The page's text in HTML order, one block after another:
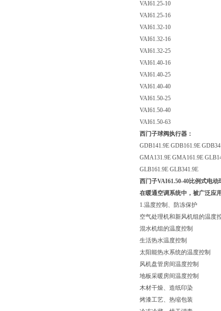
VAI61.25-10
VAI61.25-16
VAI61.32-10
VAI61.32-16
VAI61.32-25
VAI61.40-16
VAI61.40-25
VAI61.40-40
VAI61.50-25
VAI61.50-40
VAI61.50-63
西门子球阀执行器：
GDB141.9E GDB161.9E
GMA131.9E GMA161.9E
GLB161.9E GLB341.9E
西门子VAI61.50-40比例式电动
在暖通空调系统中，被广泛应
1.温度控制、防冻保护
空气处理机和新风机组的温度
混水机组的温度控制
生活热水温度控制
太阳能热水系统的温度控制
风机盘管房间温度控制
地板采暖房间温度控制
木材干燥、造纸印染
烤漆工艺、热缩包装